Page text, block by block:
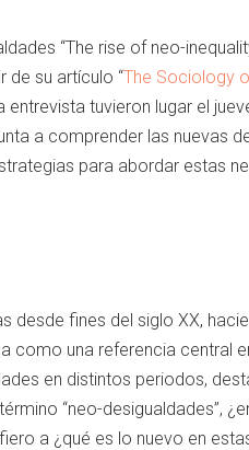
“The rise of neo-
de su artículo “The Sociology
tuvieron lugar el
a comprender las nuevas
para abordar estas
desde fines del siglo XX,
como una referencia central
en distintos periodos,
“neo-desigualdades”,
a ¿qué es lo nuevo en